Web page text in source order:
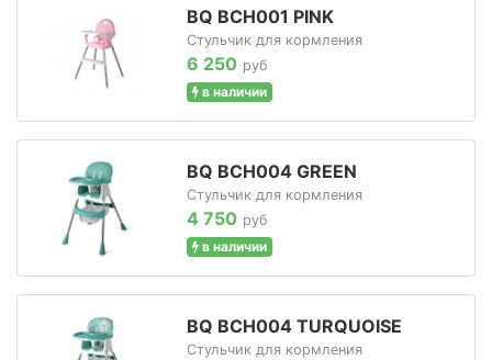
BQ BCH001 PINK
Стульчик для кормления
6 250 руб
в наличии
BQ BCH004 GREEN
Стульчик для кормления
4 750 руб
в наличии
BQ BCH004 TURQUOISE
Стульчик для кормления